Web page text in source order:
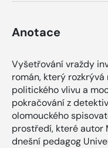
Anotace
Vyšetřování vraždy
román, který
politického vlivu a
pokračování z
olomouckého
prostředí, které autor
dnešní pedagog